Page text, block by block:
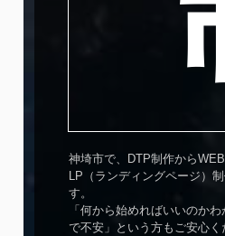
神埼市で、DTP制作から
LP（ランディングページ）
す。
「何から始めればいいのか
で不安」という方もご安心く